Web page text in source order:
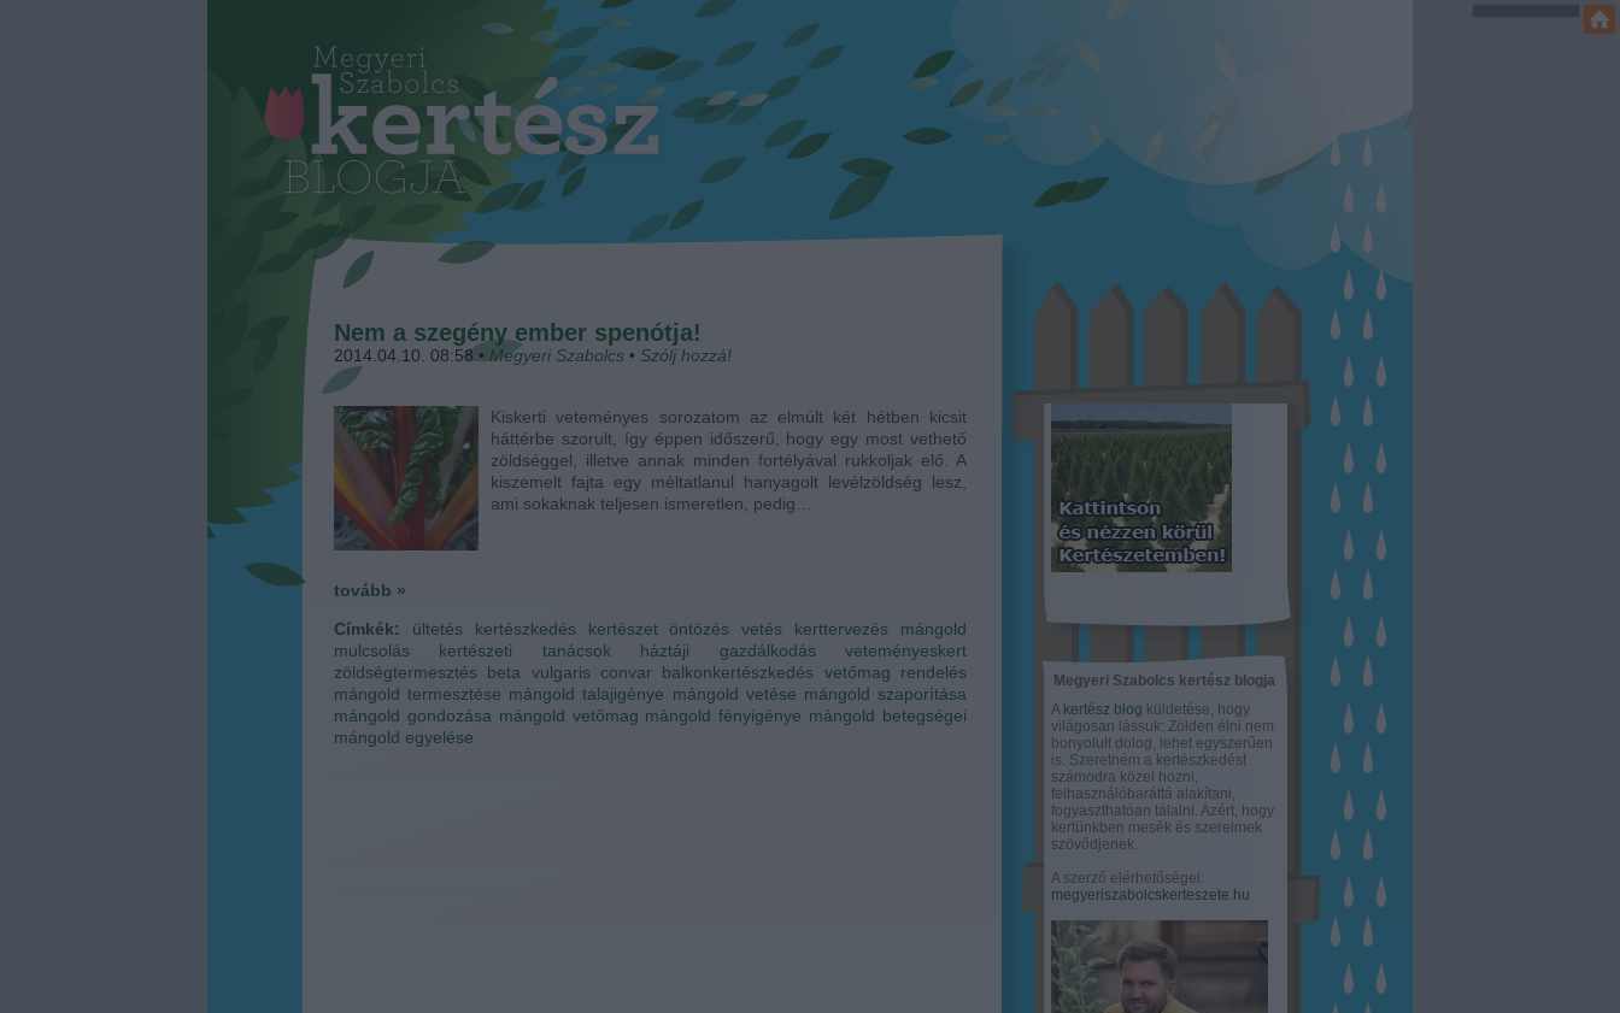
Nem a szegény ember spenótja!
2014.04.10. 08:58 • Megyeri Szabolcs • Szólj hozzá!
Kiskerti veteményes sorozatom az elmúlt két hétben kicsit
háttérbe szorult, így éppen időszerű, hogy egy most vethető
zöldséggel, illetve annak minden fortélyával rukkoljak elő. A
kiszemelt fajta egy méltatlanul hanyagolt levélzöldség lesz,
ami sokaknak teljesen ismeretlen, pedig…
tovább »
Címkék: ültetés kertészkedés kertészet öntözés vetés kerttervezés
mángold
mulcsolás
kertészeti tanácsok háztáji gazdálkodás
veteményeskert
zöldségtermesztés
beta vulgaris convar balkonkertészkedés
vetőmag rendelés
mángold termesztése mángold talajigénye mángold vetése mángold szaporítása
mángold gondozása mángold vetőmag mángold fényigénye mángold betegségei
mángold egyelése
Megyeri Szabolcs kertész blogja
A kertész blog küldetése, hogy
világosan lássuk: Zölden élni nem
bonyolult dolog, lehet egyszerűen
is. Szeretném a kertészkedést
számodra közel hozni,
felhasználóbaráttá alakítani,
fogyaszthatóan tálalni. Azért, hogy
kertünkben mesék és szerelmek
szövődjenek.
A szerző elérhetőségei:
megyeriszabolcskerteszete.hu